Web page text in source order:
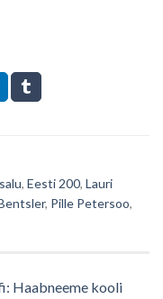
, Eesti 200, Lauri
, Pille Petersoo,
Haabneeme kooli